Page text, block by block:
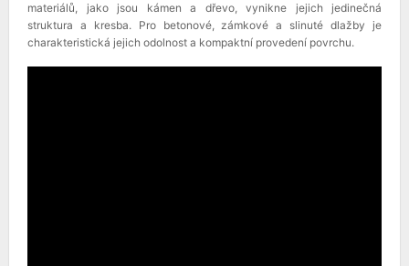
materiálů, jako jsou kámen a dřevo, vynikne jejich jedinečná
struktura a kresba. Pro betonové, zámkové a slinuté dlažby je
charakteristická jejich odolnost a kompaktní provedení povrchu.